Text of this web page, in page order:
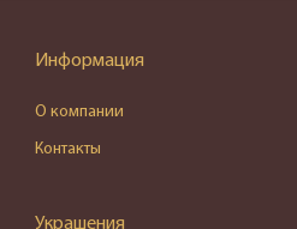
Информация
О компании
Контакты
Украшения